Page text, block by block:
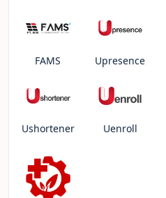
FAMS Upresence
Ushortener Uenroll